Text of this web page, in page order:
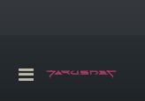
Przełącznik